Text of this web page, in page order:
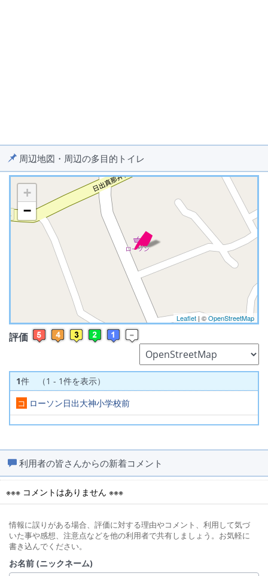
周辺地図・周辺の多目的トイレ
※ マップを検索、表示中です ※
+
−
Leaflet | ©OpenStreetMap
評価
1件 （1 - 1件を表示）
コ ローソン日出大神小学校前
利用者の皆さんからの新着コメント
※※※ コメントはありません ※※※
情報に誤りがある場合、評価に対する理由やコメント、利用して気づ
いた事や感想、注意点などを他の利用者で共有しましょう。お気軽に
書き込んでください。
お名前 (ニックネーム)